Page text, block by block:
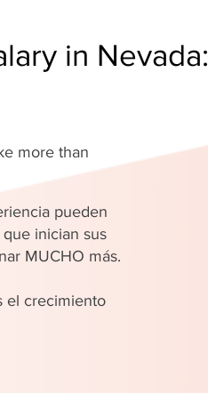
in Nevada:
more than
pueden
inician sus
MUCHO más.
el crecimiento